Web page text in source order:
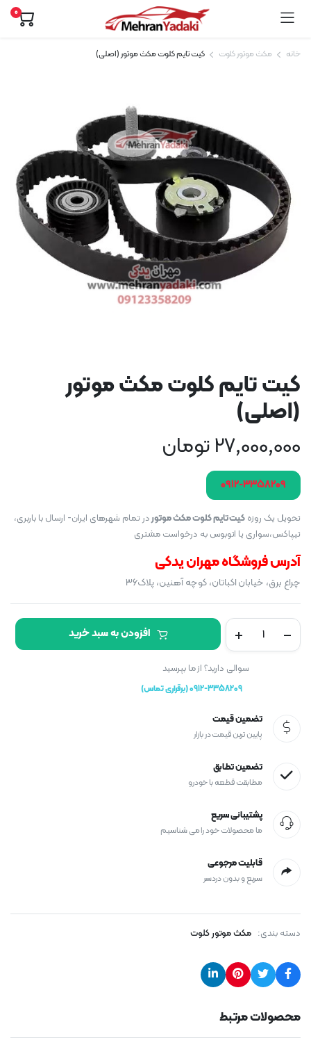
0
خانه مکث موتور کلوت کیت تایم کلوت مکث موتور (اصلی)
کیت تایم کلوت مکث موتور
(اصلی)
27,000,000تومان
۰۹۱۲-۳۳۵۸۲۰۹
تحویل یک روزه کیت تایم کلوت مکث موتوردر تمام شهرهای ایران- ارسال با باربری،
تیپاکس،سواری یا اتوبوس به درخواست مشتری
آدرس فروشگاه مهران یدکی
چراغ برق، خیابان اکباتان، کوچه آهنین، پلاک۳۶
تایم
کلوت
افزودن به سبد خرید
سوالی دارید؟ از ما بپرسید
0912-3358209 (برقراری تماس)
تضمین قیمت
پایین ترین قیمت در بازار
تضمین تطابق
مطابقت قطعه با خودرو
پشتیبانی سریع
ما محصولات خود را می شناسیم
قابلیت مرجوعی
سریع و بدون دردسر
دسته بندی: مکث موتور کلوت
محصولات مرتبط